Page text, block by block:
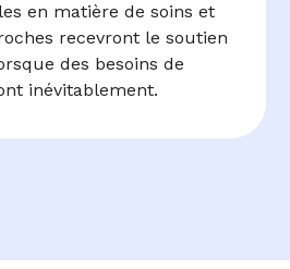
en matière de soins et
recevront le soutien
des besoins de
inévitablement.